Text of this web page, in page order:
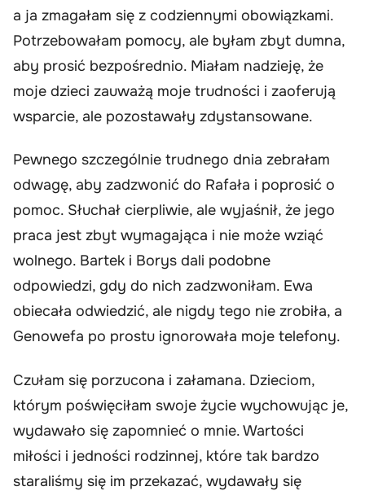
a ja zmagałam się z codziennymi obowiązkami.
Potrzebowałam pomocy, ale byłam zbyt dumna,
aby prosić bezpośrednio. Miałam nadzieję, że
moje dzieci zauważą moje trudności i zaoferują
wsparcie, ale pozostawały zdystansowane.
Pewnego szczególnie trudnego dnia zebrałam
odwagę, aby zadzwonić do Rafała i poprosić o
pomoc. Słuchał cierpliwie, ale wyjaśnił, że jego
praca jest zbyt wymagająca i nie może wziąć
wolnego. Bartek i Borys dali podobne
odpowiedzi, gdy do nich zadzwoniłam. Ewa
obiecała odwiedzić, ale nigdy tego nie zrobiła, a
Genowefa po prostu ignorowała moje telefony.
Czułam się porzucona i załamana. Dzieciom,
którym poświęciłam swoje życie wychowując je,
wydawało się zapomnieć o mnie. Wartości
miłości i jedności rodzinnej, które tak bardzo
staraliśmy się im przekazać, wydawały się